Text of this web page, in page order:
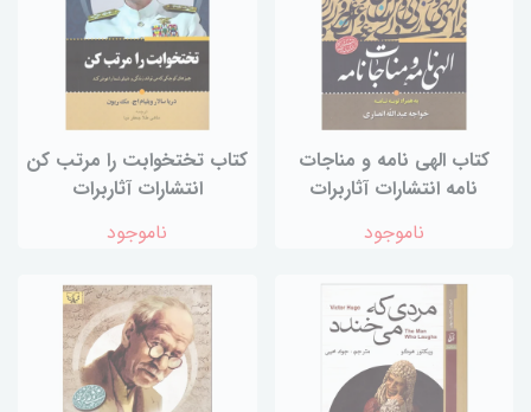
کتاب الهی نامه و مناجات
نامه انتشارات آثاربرات
ناموجود
کتاب تختخوابت را مرتب کن
انتشارات آثاربرات
ناموجود